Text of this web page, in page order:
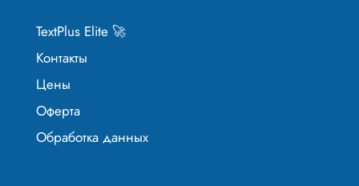
TextPlus Elite 🚀
Контакты
Цены
Оферта
Обработка данных